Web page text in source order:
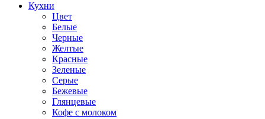
Кухни
Цвет
Белые
Черные
Желтые
Красные
Зеленые
Серые
Бежевые
Глянцевые
Кофе с молоком